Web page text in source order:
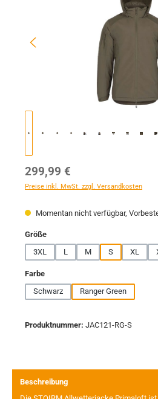
Regulärer Preis:
299,99 €
Preise inkl. MwSt. zzgl. Versandkosten
Momentan nicht verfügbar,
Größeauswählen
3XL
L M S XL
Farbeauswählen
Schwarz
Ranger Green
Produktnummer: JAC121-RG-S
Beschreibung